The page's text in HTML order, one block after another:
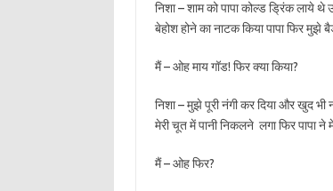
निशा – शाम को पापा कोल्ड ड्रिंक लाये थे
बेहोश होने का नाटक किया पापा फिर मुझे
मैं – ओह माय गॉड! फिर क्या किया?
निशा – मुझे पूरी नंगी कर दिया और खुद भी
मेरी चूत में पानी निकलने लगा फिर पापा
मैं – ओह फिर?